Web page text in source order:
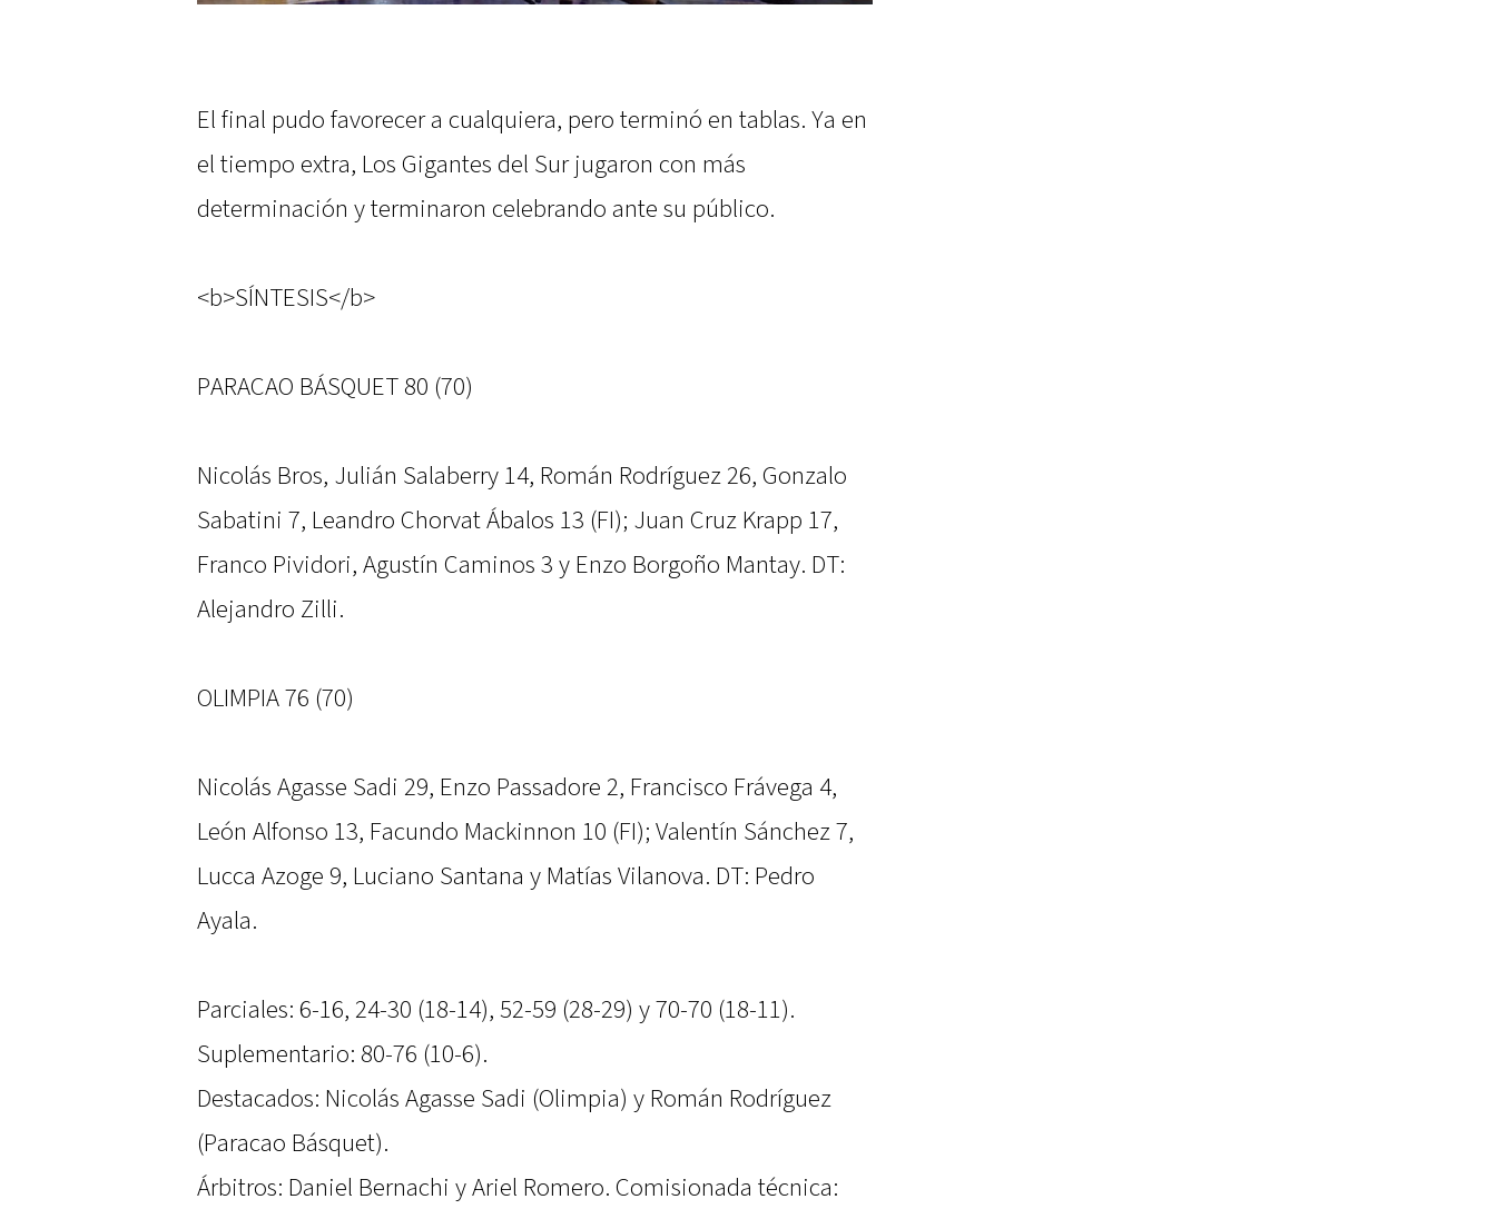
El final pudo favorecer a cualquiera, pero terminó en tablas. Ya en
el tiempo extra, Los Gigantes del Sur jugaron con más
determinación y terminaron celebrando ante su público.
<b>SÍNTESIS</b>
PARACAO BÁSQUET 80 (70)
Nicolás Bros, Julián Salaberry 14, Román Rodríguez 26, Gonzalo
Sabatini 7, Leandro Chorvat Ábalos 13 (FI); Juan Cruz Krapp 17,
Franco Pividori, Agustín Caminos 3 y Enzo Borgoño Mantay. DT:
Alejandro Zilli.
OLIMPIA 76 (70)
Nicolás Agasse Sadi 29, Enzo Passadore 2, Francisco Frávega 4,
León Alfonso 13, Facundo Mackinnon 10 (FI); Valentín Sánchez 7,
Lucca Azoge 9, Luciano Santana y Matías Vilanova. DT: Pedro
Ayala.
Parciales: 6-16, 24-30 (18-14), 52-59 (28-29) y 70-70 (18-11).
Suplementario: 80-76 (10-6).
Destacados: Nicolás Agasse Sadi (Olimpia) y Román Rodríguez
(Paracao Básquet).
Árbitros: Daniel Bernachi y Ariel Romero. Comisionada técnica: